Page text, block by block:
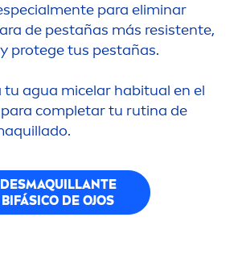
mente para eliminar
de pestañas más resistente,
protege tus pestañas.
tu agua micelar habitual en el
completar tu rutina de
DESMAQUILLANTE
BIFÁSICO DE OJOS